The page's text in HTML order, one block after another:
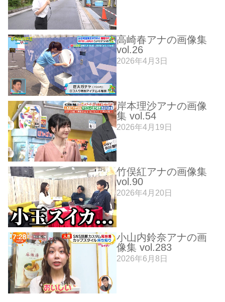
高崎春アナの画像集
vol.26
2026年4月3日
岸本理沙アナの画像
集 vol.54
2026年4月19日
竹俣紅アナの画像集
vol.90
2026年4月20日
小山内鈴奈アナの画
像集 vol.283
2026年6月8日